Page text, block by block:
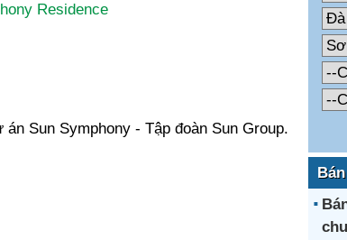
Residence
Sun Symphony - Tập đoàn Sun Group.